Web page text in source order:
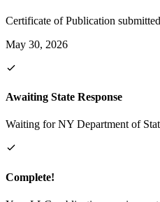
Certificate of Publication
May 30, 2026
Awaiting State Response
Waiting for NY Department of
Complete!